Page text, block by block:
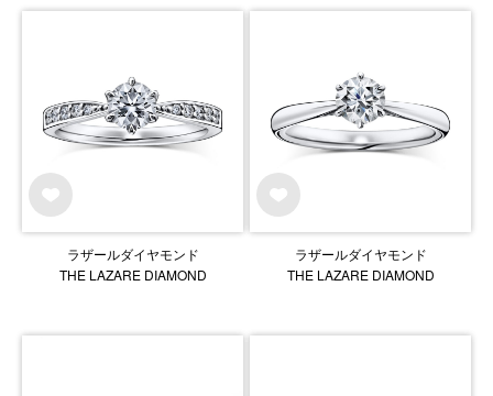
ラザールダイヤモンド
THE LAZARE DIAMOND
ラザールダイヤモンド
THE LAZARE DIAMOND